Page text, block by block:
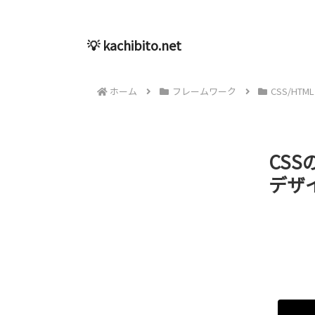
💡 kachibito.net
ホーム フレームワーク CSS/HTML
CSS
デザ